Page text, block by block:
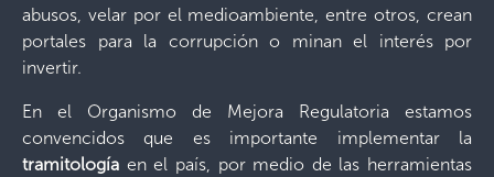
abusos, velar por el medioambiente, entre otros, crean
portales para la corrupción o minan el interés por
invertir.
En el Organismo de Mejora Regulatoria estamos
convencidos que es importante implementar la
tramitología en el país, por medio de las herramientas